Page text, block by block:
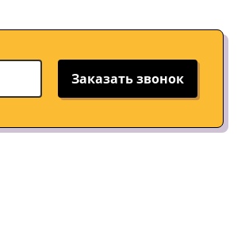
Заказать звонок